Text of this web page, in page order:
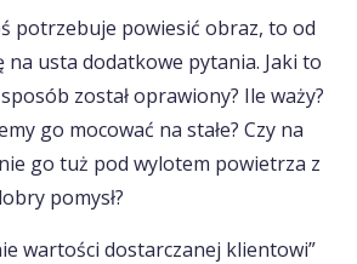
potrzebuje powiesić obraz, to od
na usta dodatkowe pytania. Jaki to
został oprawiony? Ile waży?
go mocować na stałe? Czy na
go tuż pod wylotem powietrza z
pomysł?
wartości dostarczanej klientowi”